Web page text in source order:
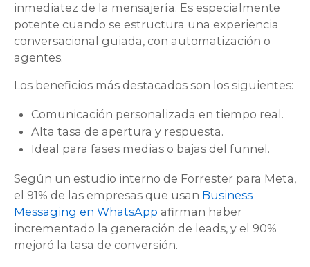
inmediatez de la mensajería. Es especialmente
potente cuando se estructura una experiencia
conversacional guiada, con automatización o
agentes.
Los beneficios más destacados son los siguientes:
Comunicación personalizada en tiempo real.
Alta tasa de apertura y respuesta.
Ideal para fases medias o bajas del funnel.
Según un estudio interno de Forrester para Meta,
el 91% de las empresas que usan Business
Messaging en WhatsApp afirman haber
incrementado la generación de leads, y el 90%
mejoró la tasa de conversión.